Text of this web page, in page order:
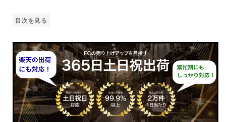
目次を見る